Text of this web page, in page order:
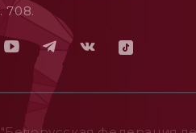
708.